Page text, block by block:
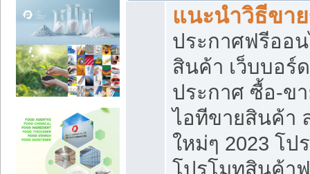
แนะนำวิธีขา
ประกาศฟรีออ
สินค้า เว็บบอร์
ประกาศ ซื้อ-ข
ไอทีขายสินค้า
ใหม่ๆ 2023 โป
โปรโมทสินค้า